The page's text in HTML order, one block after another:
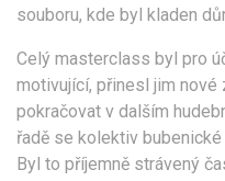
souboru, kde byl kladen
Celý masterclass byl pro
motivující, přinesl jim
pokračovat v dalším
řadě se kolektiv
Byl to příjemně strávený